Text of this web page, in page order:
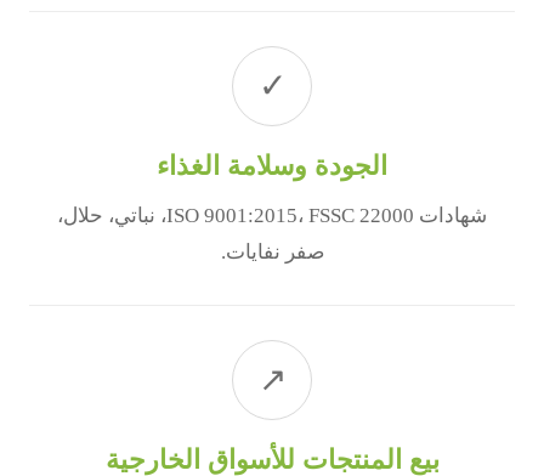
✓
الجودة وسلامة الغذاء
شهادات ISO 9001:2015، FSSC 22000، نباتي، حلال،
صفر نفايات.
↗
بيع المنتجات للأسواق الخارجية